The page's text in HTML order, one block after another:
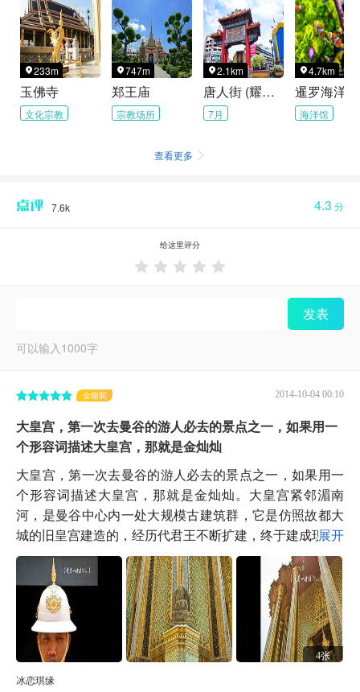
233m
玉佛寺
文化宗教
747m
郑王庙
宗教场所
2.1km
唐人街 (耀华力路)
7月
4.7km
暹罗海洋
海洋馆
查看更多 
7.6k 4.3 分
给这里评分
    
发表
可以输入1000字
2014-10-04 00:10
金骆驼
大皇宫，第一次去曼谷的游人必去的景点之一，如果用一
个形容词描述大皇宫，那就是金灿灿
大皇宫，第一次去曼谷的游人必去的景点之一，如果用一
个形容词描述大皇宫，那就是金灿灿。大皇宫紧邻湄南
河，是曼谷中心内一处大规模古建筑群，它是仿照故都大
城的旧皇宫建造的，经历代君王不断扩建，终于建成现...
展开
4张
冰恋琪缘